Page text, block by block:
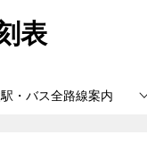
表
・バス全路線案内